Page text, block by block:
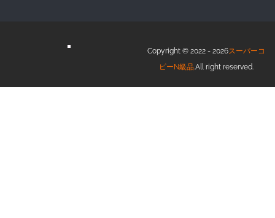
Copyright © 2022 - 2026スーパーコ
ピーN級品.All right reserved.